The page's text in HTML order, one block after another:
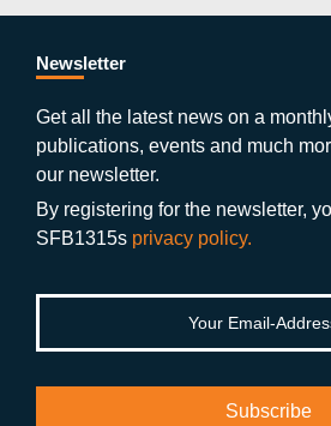
e
b
o
o
k
er a
a
m
ut
b
g
Newsletter
Get all the latest news on a
publications, events and much
our newsletter.
By registering for the newsletter,
SFB1315s privacy policy.